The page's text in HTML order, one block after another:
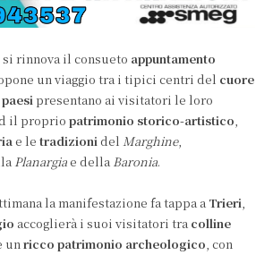
rinnova il consueto appuntamento
un viaggio tra i tipici centri del cuore
paesipresentano ai visitatori le loro
il proprio patrimonio storico-artistico,
e le tradizionidel Marghine,
Planargiae della Baronia.
la manifestazione fa tappa a Trieri,
accoglierà i suoi visitatori tra colline
unricco patrimonio archeologico, con